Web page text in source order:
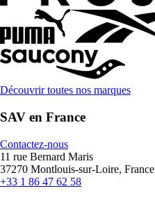
Découvrir toutes nos marques
SAV en France
Contactez-nous
11 rue Bernard Maris
37270 Montlouis-sur-Loire, France
+33 1 86 47 62 58